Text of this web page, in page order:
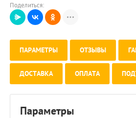
Поделиться:
ПАРАМЕТРЫ ОТЗЫВЫ
ДОСТАВКА ОПЛАТА
Параметры